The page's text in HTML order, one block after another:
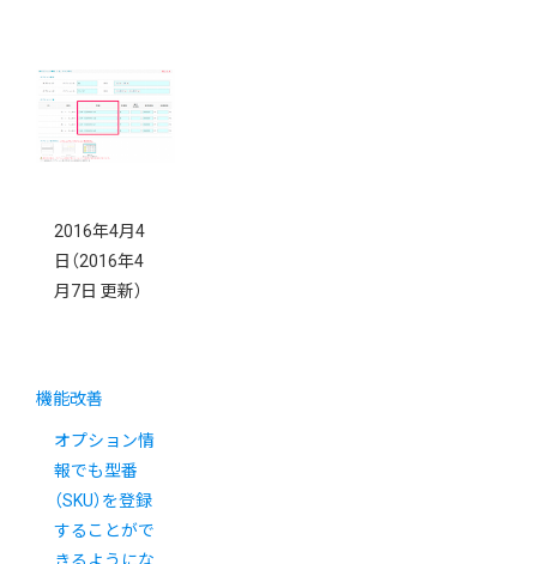
2016年4月4
日 （2016年4
月7日 更新）
機能改善
オプション情
報でも型番
（SKU）を登録
することがで